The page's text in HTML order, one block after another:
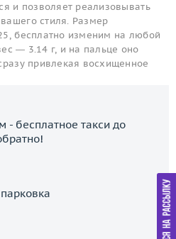
и позволяет реализовывать
стиля. Размер
бесплатно изменим на любой
— 3.14 г, и на пальце оно
привлекая восхищенное
- бесплатное такси до